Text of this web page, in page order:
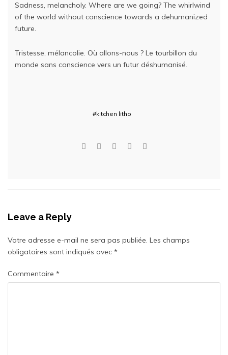
Sadness, melancholy. Where are we going? The whirlwind
of the world without conscience towards a dehumanized
future.
Tristesse, mélancolie. Où allons-nous ? Le tourbillon du
monde sans conscience vers un futur déshumanisé.
#kitchen litho
Leave a Reply
Votre adresse e-mail ne sera pas publiée. Les champs
obligatoires sont indiqués avec *
Commentaire *